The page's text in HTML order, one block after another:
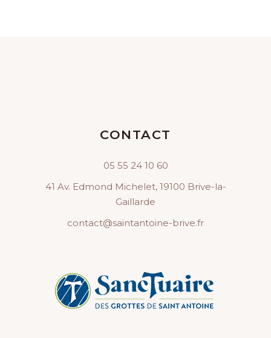
CONTACT
05 55 24 10 60
41 Av. Edmond Michelet, 19100 Brive-la-
Gaillarde
contact@saintantoine-brive.fr